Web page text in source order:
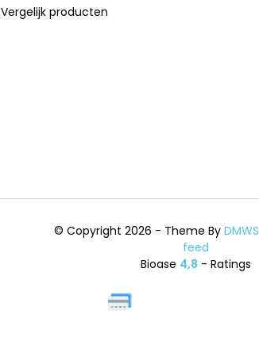
Vergelijk producten
© Copyright 2026 - Theme ByDMWS
feed
Bioase 4,8 - Ratings